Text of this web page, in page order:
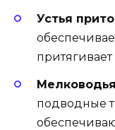
Устья
подводные